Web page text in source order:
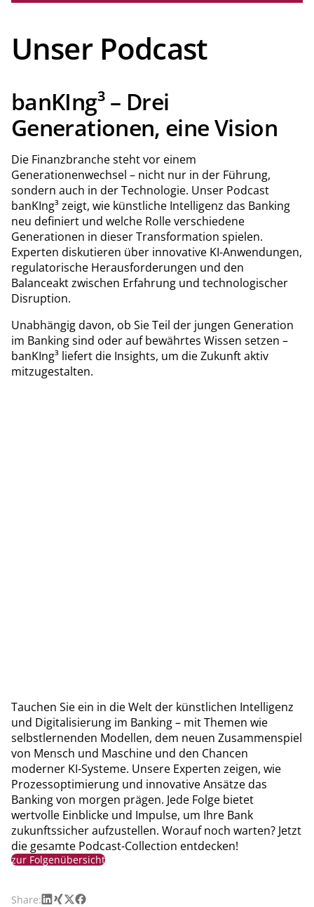
Unser Podcast
banKIng³ – Drei
Generationen, eine Vision
Die Finanzbranche steht vor einem
Generationenwechsel – nicht nur in der Führung,
sondern auch in der Technologie. Unser Podcast
banKIng³ zeigt, wie künstliche Intelligenz das Banking
neu definiert und welche Rolle verschiedene
Generationen in dieser Transformation spielen.
Experten diskutieren über innovative KI-Anwendungen,
regulatorische Herausforderungen und den
Balanceakt zwischen Erfahrung und technologischer
Disruption.
Unabhängig davon, ob Sie Teil der jungen Generation
im Banking sind oder auf bewährtes Wissen setzen –
banKIng³ liefert die Insights, um die Zukunft aktiv
mitzugestalten.
Tauchen Sie ein in die Welt der künstlichen Intelligenz
und Digitalisierung im Banking – mit Themen wie
selbstlernenden Modellen, dem neuen Zusammenspiel
von Mensch und Maschine und den Chancen
moderner KI-Systeme. Unsere Experten zeigen, wie
Prozessoptimierung und innovative Ansätze das
Banking von morgen prägen. Jede Folge bietet
wertvolle Einblicke und Impulse, um Ihre Bank
zukunftssicher aufzustellen. Worauf noch warten? Jetzt
die gesamte Podcast-Collection entdecken!
zur Folgenübersicht
Share:LinkedIn
Xing
X Facebook